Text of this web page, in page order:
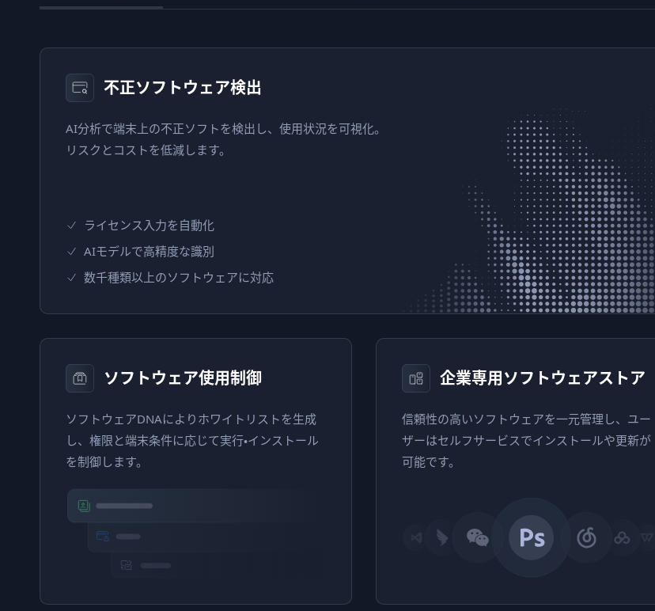
不正ソフトウェア検出
AI分析で端末上の不正ソフトを検出し、使用状況を可視化。
リスクとコストを低減します。
ライセンス入力を自動化
AIモデルで高精度な識別
数千種類以上のソフトウェアに対応
ソフトウェア使用制御
ソフトウェアDNAによりホワイトリストを生成
し、権限と端末条件に応じて実行・インストール
を制御します。
企業専用ソフトウェアストア
信頼性の高いソフトウェアを一元管理し、ユー
ザーはセルフサービスでインストールや更新が
可能です。